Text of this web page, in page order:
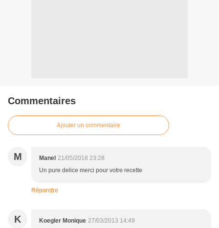
Commentaires
Ajouter un commentaire
M Manel 21/05/2018 23:28
Un pure delice merci pour votre recette
Répondre
K Koegler Monique 27/03/2013 14:49